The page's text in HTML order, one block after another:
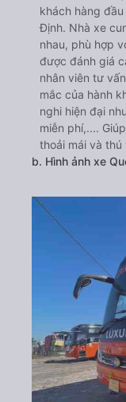
khách hàng
Định. Nhà xe
nhau, phù hợp
được đánh giá
nhân viên tư
mắc của hành
nghi hiện đại
miễn phí,....
thoải mái và thú
b. Hình ảnh xe